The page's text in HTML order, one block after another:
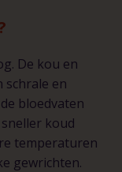
De kou en
schrale en
bloedvaten
koud
temperaturen
gewrichten.